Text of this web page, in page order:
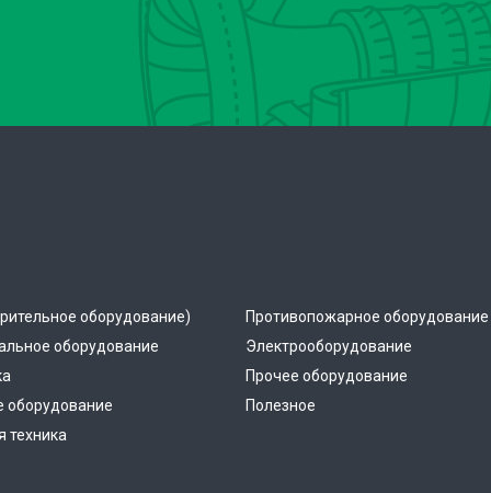
оборудование)
оборудование
оборудование
техника
Противопожарное оборудование
Электрооборудование
Прочее оборудование
Полезное